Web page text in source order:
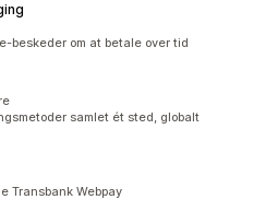
beskeder om at betale over tid
samlet ét sted, globalt
Transbank Webpay